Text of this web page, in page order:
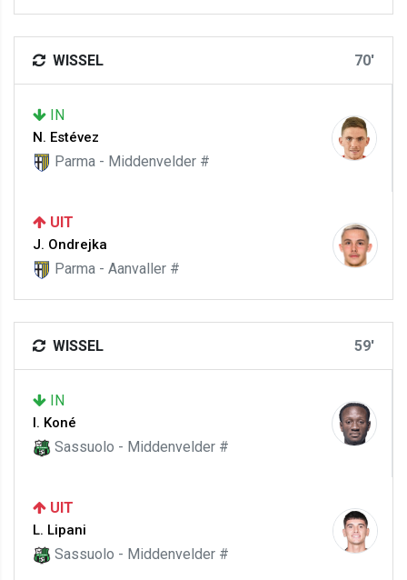
WISSEL 70'
IN
N. Estévez
Parma - Middenvelder #
UIT
J. Ondrejka
Parma - Aanvaller #
WISSEL 59'
IN
I. Koné
Sassuolo - Middenvelder #
UIT
L. Lipani
Sassuolo - Middenvelder #